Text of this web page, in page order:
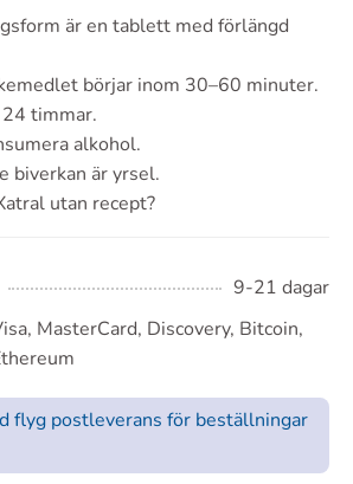
är en tablett med förlängd
börjar inom 30–60 minuter.
timmar.
alkohol.
biverkan är yrsel.
utan recept?
9-21 dagar
MasterCard, Discovery, Bitcoin,
flyg postleverans för beställningar